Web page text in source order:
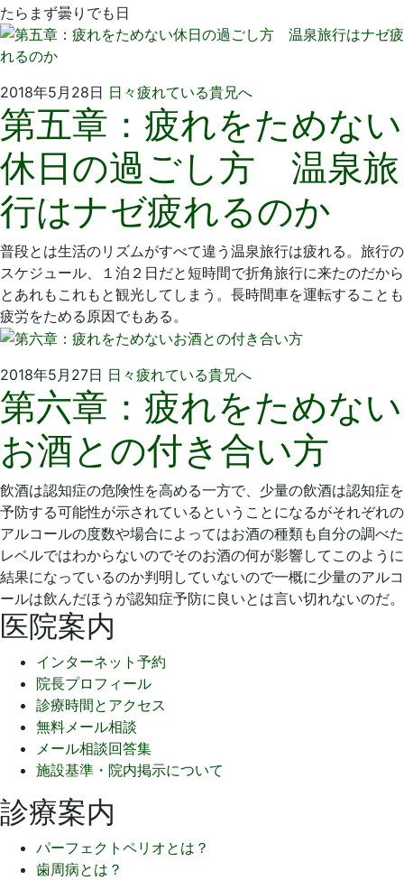
たらまず曇りでも日
2018年5月28日 日々疲れている貴兄へ2018
年
5
月
日
い
そ
歯
科
院
第五章：疲れをためない
休日の過ごし方 温泉旅
行はナゼ疲れるのか
普段とは生活のリズムがすべて違う温泉旅行は疲れる。旅行の
スケジュール、１泊２日だと短時間で折角旅行に来たのだから
とあれもこれもと観光してしまう。長時間車を運転することも
疲労をためる原因でもある。
2018年5月27日 日々疲れている貴兄へ2018
年
5
月
27
日
い
そ
歯
科
医
院
第六章：疲れをためない
お酒との付き合い方
飲酒は認知症の危険性を高める一方で、少量の飲酒は認知症を
予防する可能性が示されているということになるがそれぞれの
アルコールの度数や場合によってはお酒の種類も自分の調べた
レベルではわからないのでそのお酒の何が影響してこのように
結果になっているのか判明していないので一概に少量のアルコ
ールは飲んだほうが認知症予防に良いとは言い切れないのだ。
医院案内
インターネット予約
院長プロフィール
診療時間とアクセス
無料メール相談
メール相談回答集
施設基準・院内掲示について
診療案内
パーフェクトペリオとは？
歯周病とは？